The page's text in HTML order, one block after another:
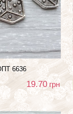
6636
19.70грн